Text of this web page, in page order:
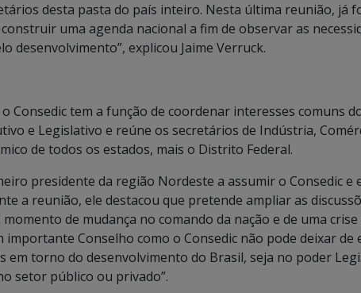
desta pasta do país inteiro. Nesta última reunião, já
uma agenda nacional a fim de observar as
desenvolvimento”, explicou Jaime Verruck.
Consedic tem a função de coordenar interesses comuns
e Legislativo e reúne os secretários de Indústria,
de todos os estados, mais o Distrito Federal.
presidente da região Nordeste a assumir o Consedic e
a reunião, ele destacou que pretende ampliar as
de mudança no comando da nação e de uma crise
importante Conselho como o Consedic não pode deixar de
em torno do desenvolvimento do Brasil, seja no poder
setor público ou privado”.